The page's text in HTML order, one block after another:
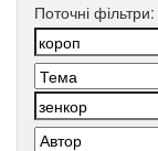
Поточні фільтри: